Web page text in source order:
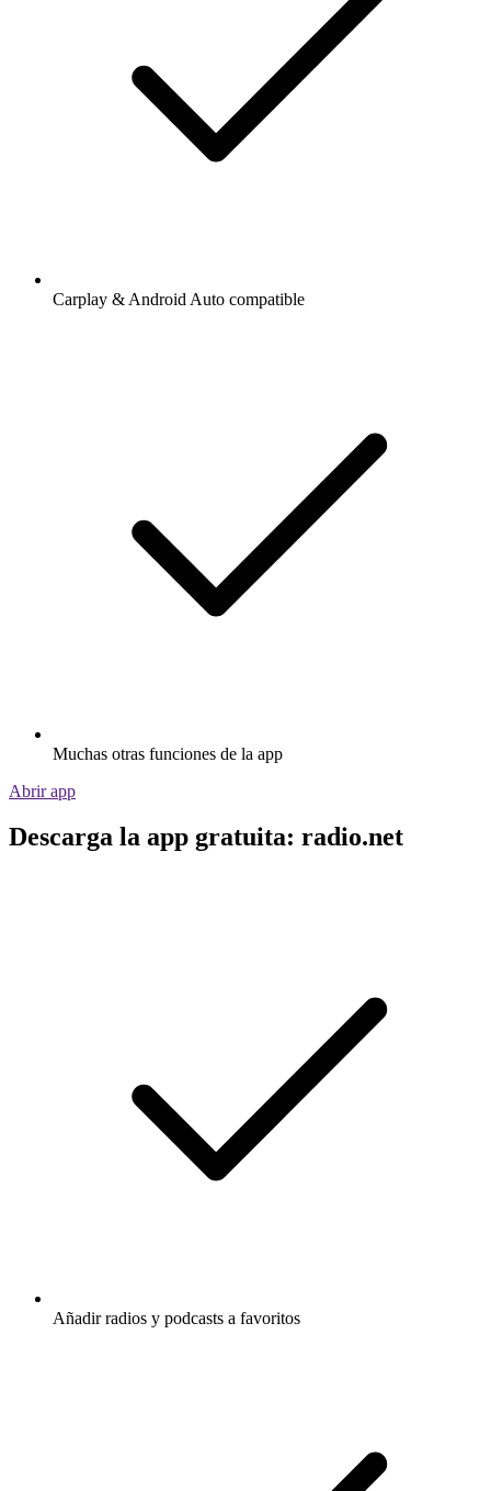
Carplay & Android Auto compatible
Muchas otras funciones de la app
Abrir app
Descarga la app gratuita: radio.net
Añadir radios y podcasts a favoritos